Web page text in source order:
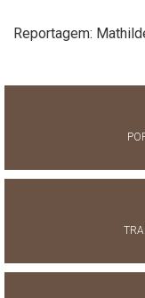
Reportagem: